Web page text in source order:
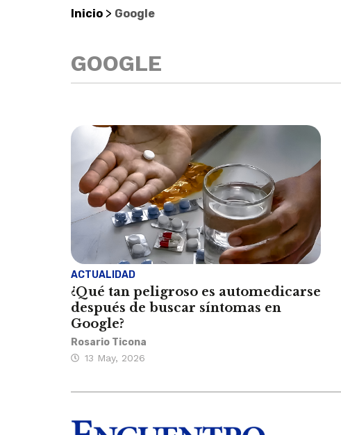
Inicio > Google
GOOGLE
ACTUALIDAD
¿Qué tan peligroso es automedicarse
después de buscar síntomas en
Google?
Rosario Ticona
13 May, 2026